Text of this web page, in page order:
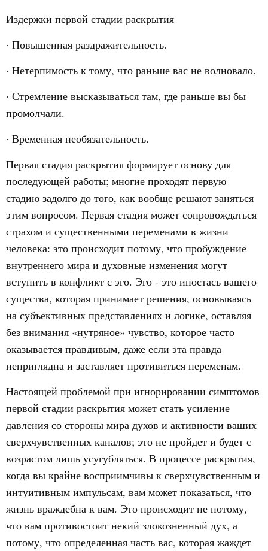
Издержки первой стадии раскрытия
· Повышенная раздражительность.
· Нетерпимость к тому, что раньше вас не волновало.
· Стремление высказываться там, где раньше вы бы
промолчали.
· Временная необязательность.
Первая стадия раскрытия формирует основу для
последующей работы; многие проходят первую
стадию задолго до того, как вообще решают заняться
этим вопросом. Первая стадия может сопровождаться
страхом и существенными переменами в жизни
человека: это происходит потому, что пробуждение
внутреннего мира и духовные изменения могут
вступить в конфликт с эго. Эго - это ипостась вашего
существа, которая принимает решения, основываясь
на субъективных представлениях и логике, оставляя
без внимания «нутряное» чувство, которое часто
оказывается правдивым, даже если эта правда
неприглядна и заставляет противиться переменам.
Настоящей проблемой при игнорировании симптомов
первой стадии раскрытия может стать усиление
давления со стороны мира духов и активности ваших
сверхчувственных каналов; это не пройдет и будет с
возрастом лишь усугубляться. В процессе раскрытия,
когда вы крайне восприимчивы к сверхчувственным и
интуитивным импульсам, вам может показаться, что
жизнь враждебна к вам. Это происходит не потому,
что вам противостоит некий злокозненный дух, а
потому, что определенная часть вас, которая жаждет